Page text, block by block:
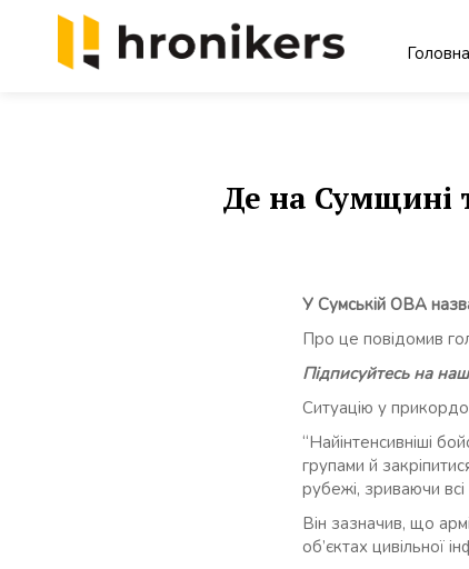
Головна
Де на Сумщині
У Сумській ОВА
Про це повідомив
Підписуйтесь на наш
Ситуацію у
“Найінтенсивніші
групами й
рубежі, зриваючи
Він зазначив, що
об’єктах цивільної